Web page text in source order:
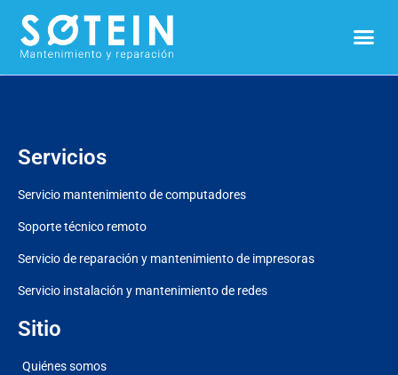
Servicios
Servicio mantenimiento de computadores
Soporte técnico remoto
Servicio de reparación y mantenimiento de impresoras
Servicio instalación y mantenimiento de redes
Sitio
Quiénes somos